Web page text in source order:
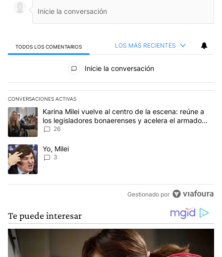
TODOS LOS COMENTARIOS LOS MÁS RECIENTES
Todos los comentarios
Inicie la conversación
CONVERSACIONES ACTIVAS
Este listado muestra los artículos con más comentarios en los
Un artículo de tendencia con el título "Karina Milei vuelve al
Karina Milei vuelve al centro de la escena: reúne a
los legisladores bonaerenses y acelera el armado
para 2027
26
Un artículo de tendencia con el título "Yo, Milei" con 3
Yo, Milei
3
Gestionado por